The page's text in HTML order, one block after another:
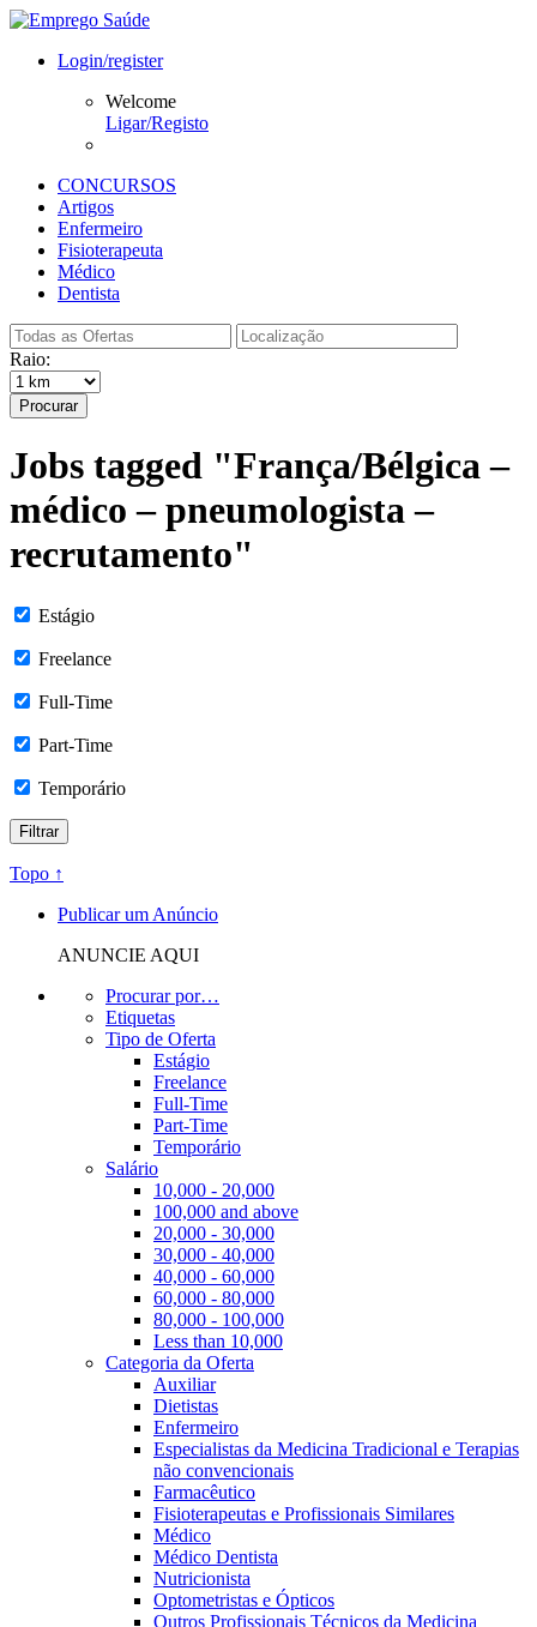
Login/register
Welcome
Ligar/Registo
CONCURSOS
Artigos
Enfermeiro
Fisioterapeuta
Médico
Dentista
Raio:
Procurar
Jobs tagged "França/Bélgica –
médico – pneumologista –
recrutamento"
Estágio
Freelance
Full-Time
Part-Time
Temporário
Topo ↑
Publicar um Anúncio
ANUNCIE AQUI
Procurar por…
Etiquetas
Tipo de Oferta
Estágio
Freelance
Full-Time
Part-Time
Temporário
Salário
10,000 - 20,000
100,000 and above
20,000 - 30,000
30,000 - 40,000
40,000 - 60,000
60,000 - 80,000
80,000 - 100,000
Less than 10,000
Categoria da Oferta
Auxiliar
Dietistas
Enfermeiro
Especialistas da Medicina Tradicional e Terapias
não convencionais
Farmacêutico
Fisioterapeutas e Profissionais Similares
Médico
Médico Dentista
Nutricionista
Optometristas e Ópticos
Outros Profissionais Técnicos da Medicina